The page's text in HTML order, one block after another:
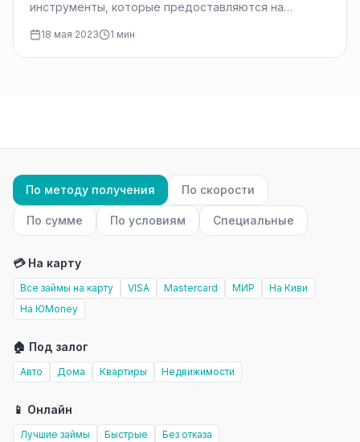
инструменты, которые предоставляются на
временных финансовых потребностей.…
18 мая 2023 1 мин
По методу получения По скорости
По сумме По условиям Специальные
💳 На карту
Все займы на карту VISA Mastercard МИР
На Киви
На ЮMoney
🏠 Под залог
Авто Дома Квартиры Недвижимости
📱 Онлайн
Лучшие займы Быстрые Без отказа